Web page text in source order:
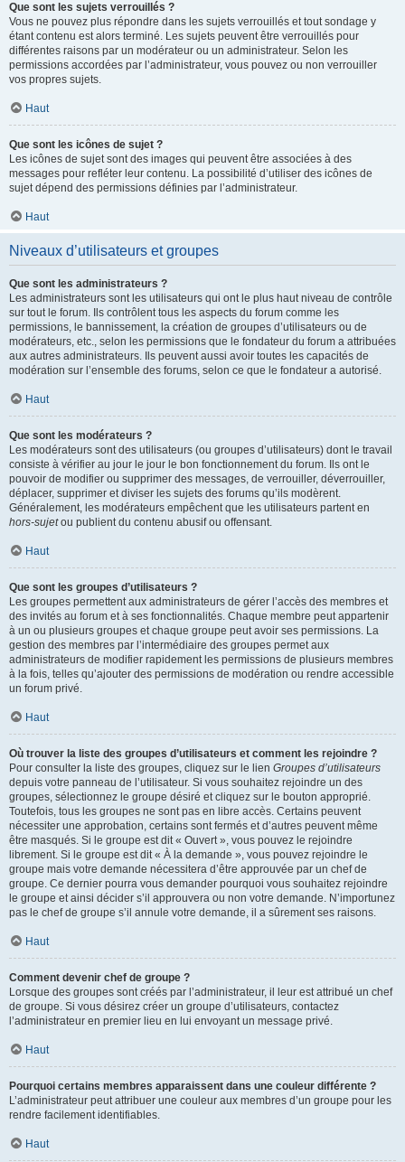
Que sont les sujets verrouillés ?
Vous ne pouvez plus répondre dans les sujets verrouillés et tout sondage y
étant contenu est alors terminé. Les sujets peuvent être verrouillés pour
différentes raisons par un modérateur ou un administrateur. Selon les
permissions accordées par l’administrateur, vous pouvez ou non verrouiller
vos propres sujets.
Haut
Que sont les icônes de sujet ?
Les icônes de sujet sont des images qui peuvent être associées à des
messages pour refléter leur contenu. La possibilité d’utiliser des icônes de
sujet dépend des permissions définies par l’administrateur.
Haut
Niveaux d’utilisateurs et groupes
Que sont les administrateurs ?
Les administrateurs sont les utilisateurs qui ont le plus haut niveau de contrôle
sur tout le forum. Ils contrôlent tous les aspects du forum comme les
permissions, le bannissement, la création de groupes d’utilisateurs ou de
modérateurs, etc., selon les permissions que le fondateur du forum a attribuées
aux autres administrateurs. Ils peuvent aussi avoir toutes les capacités de
modération sur l’ensemble des forums, selon ce que le fondateur a autorisé.
Haut
Que sont les modérateurs ?
Les modérateurs sont des utilisateurs (ou groupes d’utilisateurs) dont le travail
consiste à vérifier au jour le jour le bon fonctionnement du forum. Ils ont le
pouvoir de modifier ou supprimer des messages, de verrouiller, déverrouiller,
déplacer, supprimer et diviser les sujets des forums qu’ils modèrent.
Généralement, les modérateurs empêchent que les utilisateurs partent en
hors-sujetou publient du contenu abusif ou offensant.
Haut
Que sont les groupes d’utilisateurs ?
Les groupes permettent aux administrateurs de gérer l’accès des membres et
des invités au forum et à ses fonctionnalités. Chaque membre peut appartenir
à un ou plusieurs groupes et chaque groupe peut avoir ses permissions. La
gestion des membres par l’intermédiaire des groupes permet aux
administrateurs de modifier rapidement les permissions de plusieurs membres
à la fois, telles qu’ajouter des permissions de modération ou rendre accessible
un forum privé.
Haut
Où trouver la liste des groupes d’utilisateurs et comment les rejoindre ?
Pour consulter la liste des groupes, cliquez sur le lien Groupes d’utilisateurs
depuis votre panneau de l’utilisateur. Si vous souhaitez rejoindre un des
groupes, sélectionnez le groupe désiré et cliquez sur le bouton approprié.
Toutefois, tous les groupes ne sont pas en libre accès. Certains peuvent
nécessiter une approbation, certains sont fermés et d’autres peuvent même
être masqués. Si le groupe est dit « Ouvert », vous pouvez le rejoindre
librement. Si le groupe est dit « À la demande », vous pouvez rejoindre le
groupe mais votre demande nécessitera d’être approuvée par un chef de
groupe. Ce dernier pourra vous demander pourquoi vous souhaitez rejoindre
le groupe et ainsi décider s’il approuvera ou non votre demande. N’importunez
pas le chef de groupe s’il annule votre demande, il a sûrement ses raisons.
Haut
Comment devenir chef de groupe ?
Lorsque des groupes sont créés par l’administrateur, il leur est attribué un chef
de groupe. Si vous désirez créer un groupe d’utilisateurs, contactez
l’administrateur en premier lieu en lui envoyant un message privé.
Haut
Pourquoi certains membres apparaissent dans une couleur différente ?
L’administrateur peut attribuer une couleur aux membres d’un groupe pour les
rendre facilement identifiables.
Haut